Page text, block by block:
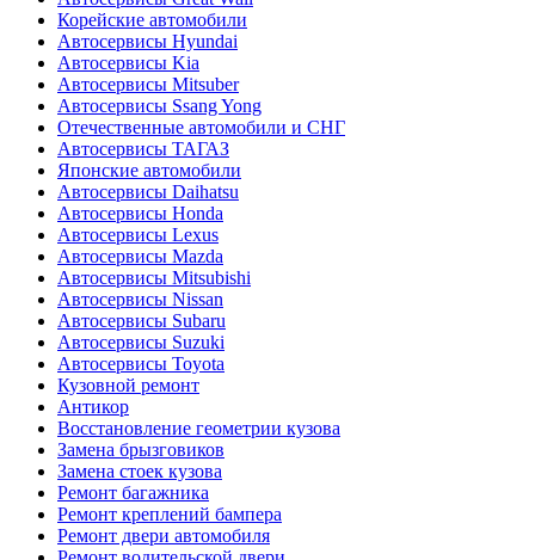
Корейские автомобили
Автосервисы Hyundai
Автосервисы Kia
Автосервисы Mitsuber
Автосервисы Ssang Yong
Отечественные автомобили и СНГ
Автосервисы ТАГАЗ
Японские автомобили
Автосервисы Daihatsu
Автосервисы Honda
Автосервисы Lexus
Автосервисы Mazda
Автосервисы Mitsubishi
Автосервисы Nissan
Автосервисы Subaru
Автосервисы Suzuki
Автосервисы Toyota
Кузовной ремонт
Антикор
Восстановление геометрии кузова
Замена брызговиков
Замена стоек кузова
Ремонт багажника
Ремонт креплений бампера
Ремонт двери автомобиля